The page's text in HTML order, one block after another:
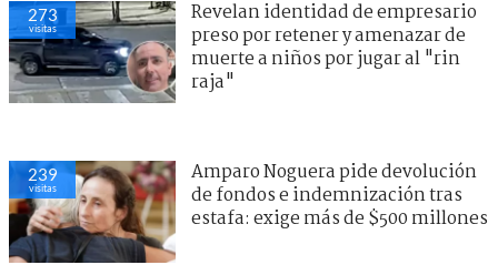
273
visitas
Revelan identidad de empresario
preso por retener y amenazar de
muerte a niños por jugar al "rin
raja"
239
visitas
Amparo Noguera pide devolución
de fondos e indemnización tras
estafa: exige más de $500 millones